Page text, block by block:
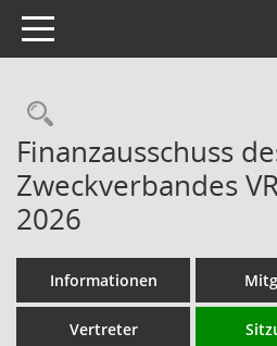
Toggle navigation
Rechercheauswahl
Finanzausschuss
Zweckverbandes
2026
Informationen
Vertreter